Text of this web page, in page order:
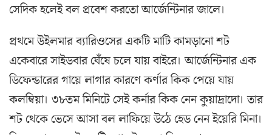
সেদিক হলেই বল প্রবেশ করতো আর্জেন্টিনার জালে।
প্রথমে উইলমার ব্যারিওসের একটি মাটি কামড়ানো শট
একেবারে সাইডবার ঘেঁষে চলে যায় বাইরে। আর্জেন্টিনার এক
ডিফেন্ডারের গায়ে লাগার কারণে কর্ণার কিক পেয়ে যায়
কলম্বিয়া। ৩৮তম মিনিটে সেই কর্নার কিক নেন কুয়াদ্রাদো। তার
শট থেকে ভেসে আসা বল লাফিয়ে উঠে হেড নেন ইয়েরি মিনা।